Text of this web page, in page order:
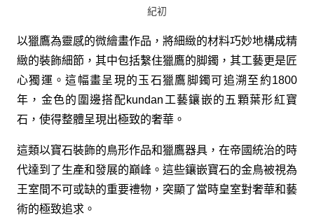
紀初
以獵鷹為靈感的微繪畫作品，將細緻的材料巧妙地構成精
緻的裝飾細節，其中包括繫住獵鷹的脚鐲，其工藝更是匠
心獨運。這幅畫呈現的玉石獵鷹脚鐲可追溯至約1800
年，金色的圍邊搭配kundan工藝鑲嵌的五顆葉形紅寶
石，使得整體呈現出極致的奢華。
這類以寶石裝飾的鳥形作品和獵鷹器具，在帝國統治的時
代達到了生產和發展的巔峰。這些鑲嵌寶石的金鳥被視為
王室間不可或缺的重要禮物，突顯了當時皇室對奢華和藝
術的極致追求。